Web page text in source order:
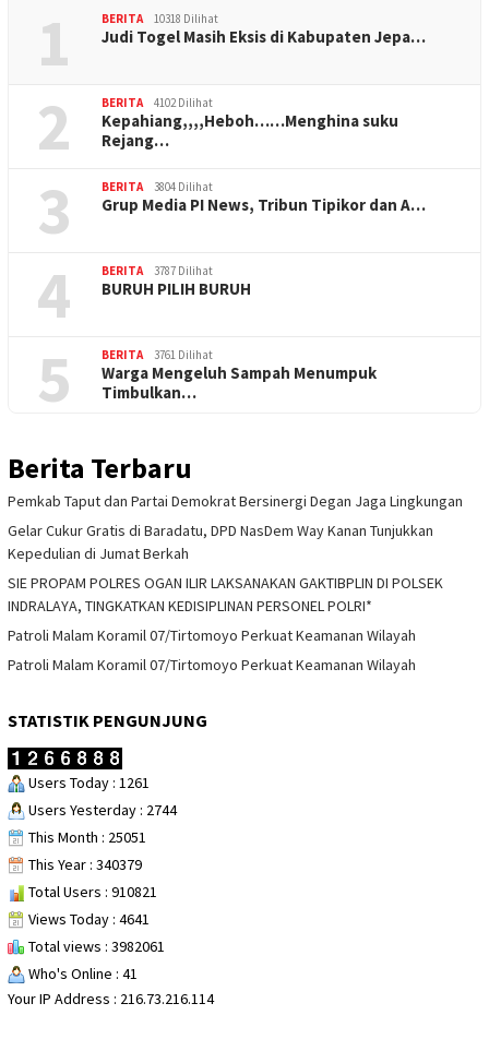
1 BERITA 10318 Dilihat
Judi Togel Masih Eksis di Kabupaten Jepa…
2 BERITA 4102 Dilihat
Kepahiang,,,,Heboh……Menghina suku
Rejang…
3 BERITA 3804 Dilihat
Grup Media PI News, Tribun Tipikor dan A…
4 BERITA 3787 Dilihat
BURUH PILIH BURUH
5 BERITA 3761 Dilihat
Warga Mengeluh Sampah Menumpuk
Timbulkan…
Berita Terbaru
Pemkab Taput dan Partai Demokrat Bersinergi Degan Jaga Lingkungan
Gelar Cukur Gratis di Baradatu, DPD NasDem Way Kanan Tunjukkan
Kepedulian di Jumat Berkah
SIE PROPAM POLRES OGAN ILIR LAKSANAKAN GAKTIBPLIN DI POLSEK
INDRALAYA, TINGKATKAN KEDISIPLINAN PERSONEL POLRI*
Patroli Malam Koramil 07/Tirtomoyo Perkuat Keamanan Wilayah
Patroli Malam Koramil 07/Tirtomoyo Perkuat Keamanan Wilayah
STATISTIK PENGUNJUNG
Users Today : 1261
Users Yesterday : 2744
This Month : 25051
This Year : 340379
Total Users : 910821
Views Today : 4641
Total views : 3982061
Who's Online : 41
Your IP Address : 216.73.216.114